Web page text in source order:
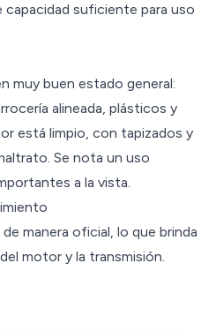
capacidad suficiente para uso
muy buen estado general:
alineada, plásticos y
está limpio, con tapizados y
Se nota un uso
a la vista.
manera oficial, lo que brinda
motor y la transmisión.